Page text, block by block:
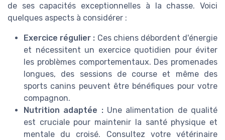
de ses capacités exceptionnelles à la chasse. Voici
quelques aspects à considérer :
Exercice régulier : Ces chiens débordent d'énergie
et nécessitent un exercice quotidien pour éviter
les problèmes comportementaux. Des promenades
longues, des sessions de course et même des
sports canins peuvent être bénéfiques pour votre
compagnon.
Nutrition adaptée :Une alimentation de qualité
est cruciale pour maintenir la santé physique et
mentale du croisé. Consultez votre vétérinaire